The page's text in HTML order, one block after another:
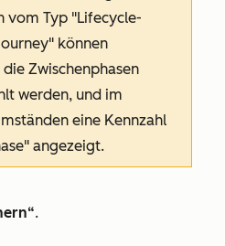
vom Typ "Lifecycle-
können
Zwischenphasen
werden, und im
eine Kennzahl
angezeigt.
.